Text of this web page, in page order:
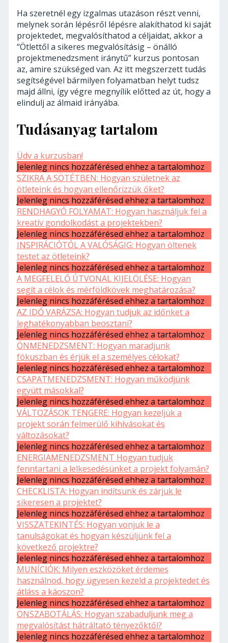
Ha szeretnél egy izgalmas utazáson részt venni,
melynek során lépésről lépésre alakíthatod ki saját
projektedet, megvalósíthatod a céljaidat, akkor a
“Ötlettől a sikeres megvalósításig – önálló
projektmenedzsment iránytű” kurzus pontosan
az, amire szükséged van. Az itt megszerzett tudás
segítségével bármilyen folyamatban helyt tudsz
majd állni, így végre megnyílik előtted az út, hogy a
elindulj az álmaid irányába.
Tudásanyag tartalom
Üdv a kurzusban!
Jelenleg nincs hozzáférésed ehhez a tartalomhoz
SZIKRA A SÖTÉTBEN: Hogyan születnek az
ötleteink és hogyan ellenőrizzük őket?
Jelenleg nincs hozzáférésed ehhez a tartalomhoz
RENDHAGYÓ FOLYAMAT: Hogyan használjuk fel a
kreatív gondolkodást a projektekben?
Jelenleg nincs hozzáférésed ehhez a tartalomhoz
INSPIRÁCIÓTÓL A VALÓSÁGIG: Hogyan öltenek
testet az ötleteink?
Jelenleg nincs hozzáférésed ehhez a tartalomhoz
A MEGFELELŐ ÚTVONAL KIJELÖLÉSE: Hogyan
segít a célok és mérföldkövek meghatározása?
Jelenleg nincs hozzáférésed ehhez a tartalomhoz
AZ IDŐ VARÁZSA: Hogyan tudjuk az időnket a
leghatékonyabban beosztani?
Jelenleg nincs hozzáférésed ehhez a tartalomhoz
ÖNMENEDZSMENT: Hogyan maradjunk
fókuszban és érjük el a személyes célokat?
Jelenleg nincs hozzáférésed ehhez a tartalomhoz
CSAPATMENEDZSMENT: Hogyan működjünk
együtt másokkal?
Jelenleg nincs hozzáférésed ehhez a tartalomhoz
VÁLTOZÁSOK TENGERE: Hogyan kezeljük a
projekt során felmerülő kihívásokat és
változásokat?
Jelenleg nincs hozzáférésed ehhez a tartalomhoz
ENERGIAMENEDZSMENT Hogyan tudjuk
fenntartani a lelkesedésünket a projekt folyamán?
Jelenleg nincs hozzáférésed ehhez a tartalomhoz
CHECKLISTA: Hogyan indítsunk és zárjuk le
sikeresen a projektet?
Jelenleg nincs hozzáférésed ehhez a tartalomhoz
VISSZATEKINTÉS: Hogyan vonjuk le a
tanulságokat és hogyan készüljünk fel a
következő projektre?
Jelenleg nincs hozzáférésed ehhez a tartalomhoz
MUNÍCIÓK: Milyen eszközöket érdemes
használnod, hogy ügyesen kezeld a projektedet és
átláss a káoszon?
Jelenleg nincs hozzáférésed ehhez a tartalomhoz
ÖNSZABOTÁLÁS: Hogyan szabaduljunk meg a
megvalósítást hátráltató tényezőktől?
Jelenleg nincs hozzáférésed ehhez a tartalomhoz